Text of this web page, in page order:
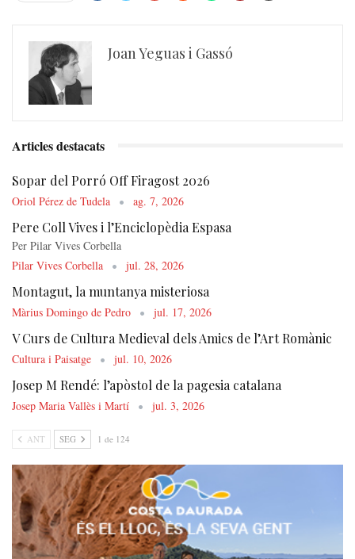
Joan Yeguas i Gassó
Articles destacats
Sopar del Porró Off Firagost 2026
Oriol Pérez de Tudela ag. 7, 2026
Pere Coll Vives i l’Enciclopèdia Espasa
Per Pilar Vives Corbella
Pilar Vives Corbella
jul. 28, 2026
Montagut, la muntanya misteriosa
Màrius Domingo de Pedro jul. 17, 2026
V Curs de Cultura Medieval dels Amics de l’Art Romànic
Cultura i Paisatge jul. 10, 2026
Josep M Rendé: l’apòstol de la pagesia catalana
Josep Maria Vallès i Martí jul. 3, 2026
ANT SEG 1 de 124